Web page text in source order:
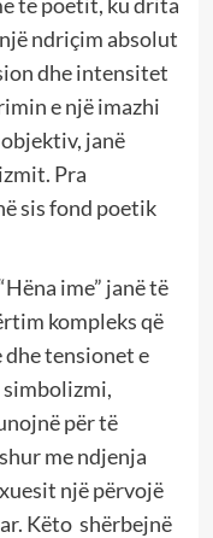
ndriçim absolut
dhe intensitet
e një imazhi
janë
Pra
sis fond poetik
ime” janë të
kompleks që
tensionet e
për të
me ndjenja
një përvojë
Këto shërbejnë